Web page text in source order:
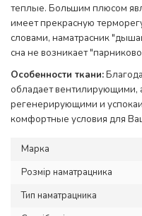
теплые. Большим плюсом
имеет прекрасную
словами, наматрасник
сна не возникает
Особенности ткани:
обладает вентилирующими,
регенерирующими и
комфортные условия для
Марка
Розмір наматрацника
Тип наматрацника